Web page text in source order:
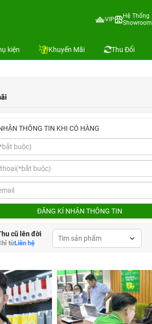
VIP
Hệ Thống
Showroom
kiện Khuyến Mãi Thu Đổi
30W Innostyle+Ốp Zagg)
THÔNG TIN KHI CÓ HÀNG
ĐĂNG KÍ NHẬN THÔNG TIN
cũ lên đời
từLiên hệ